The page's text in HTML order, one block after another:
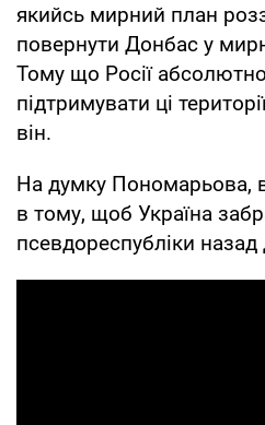
якийсь мирний план
повернути Донбас у
Тому що Росії
підтримувати ці
він.
На думку Пономарьова,
в тому, щоб Україна
псевдореспубліки